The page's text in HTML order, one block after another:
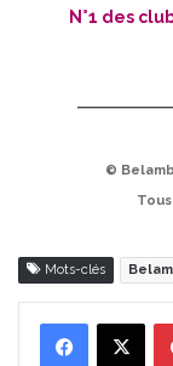
N°1 des
©
Mots-clés